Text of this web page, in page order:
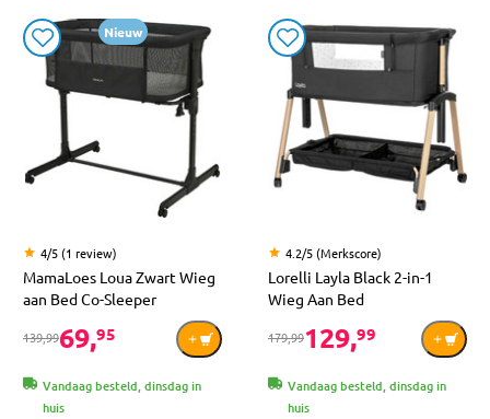
Nieuw
4/5 (1 review)
MamaLoes Loua Zwart Wieg
aan Bed Co-Sleeper
139,9969,95
Vandaag besteld, dinsdag in
huis
4.2/5 (Merkscore)
Lorelli Layla Black 2-in-1
Wieg Aan Bed
179,99129,99
Vandaag besteld, dinsdag in
huis